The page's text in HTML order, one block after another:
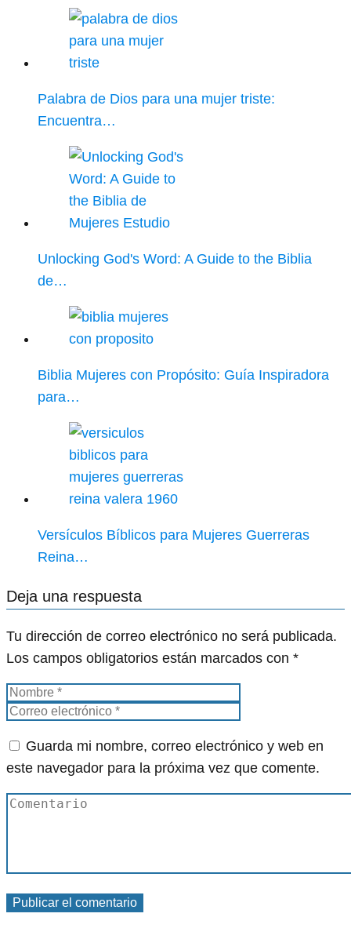
Palabra de Dios para una mujer triste:
Encuentra…
Unlocking God's Word: A Guide to the Biblia
de…
Biblia Mujeres con Propósito: Guía Inspiradora
para…
Versículos Bíblicos para Mujeres Guerreras
Reina…
Deja una respuesta
Tu dirección de correo electrónico no será publicada.
Los campos obligatorios están marcados con *
Guarda mi nombre, correo electrónico y web en
este navegador para la próxima vez que comente.